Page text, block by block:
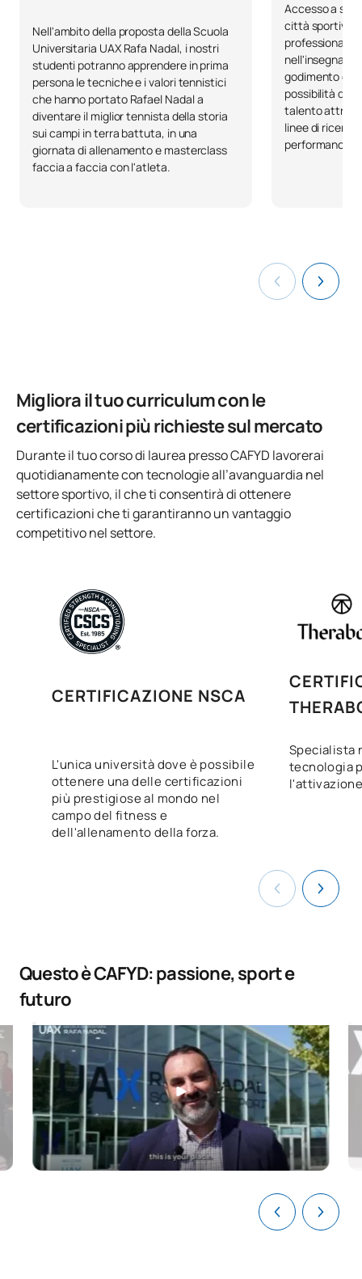
Nell'ambito della proposta della Scuola
Universitaria UAX Rafa Nadal, i nostri
studenti potranno apprendere in prima
persona le tecniche e i valori tennistici
che hanno portato Rafael Nadal a
diventare il miglior tennista della storia
sui campi in terra battuta, in una
giornata di allenamento e masterclass
faccia a faccia con l'atleta.
Accesso a
città sportiva,
professionale
godimento di
possibilità di
talento
linee di
performance
Migliora il tuo curriculum con le
certificazioni più richieste sul mercato
Durante il tuo corso di laurea presso CAFYD lavorerai
quotidianamente con tecnologie all’avanguardia nel
settore sportivo, il che ti consentirà di ottenere
certificazioni che ti garantiranno un vantaggio
competitivo nel settore.
CERTIFICAZIONE NSCA
L'unica università dove è possibile
ottenere una delle certificazioni
più prestigiose al mondo nel
campo del fitness e
dell'allenamento della forza.
Specialista
tecnologia
Questo è CAFYD: passione, sport e
futuro